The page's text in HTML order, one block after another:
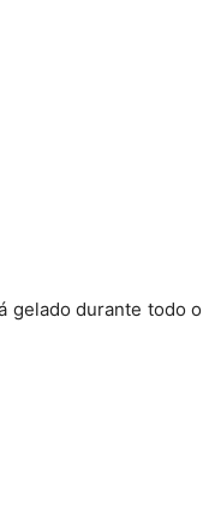
gelado durante todo o